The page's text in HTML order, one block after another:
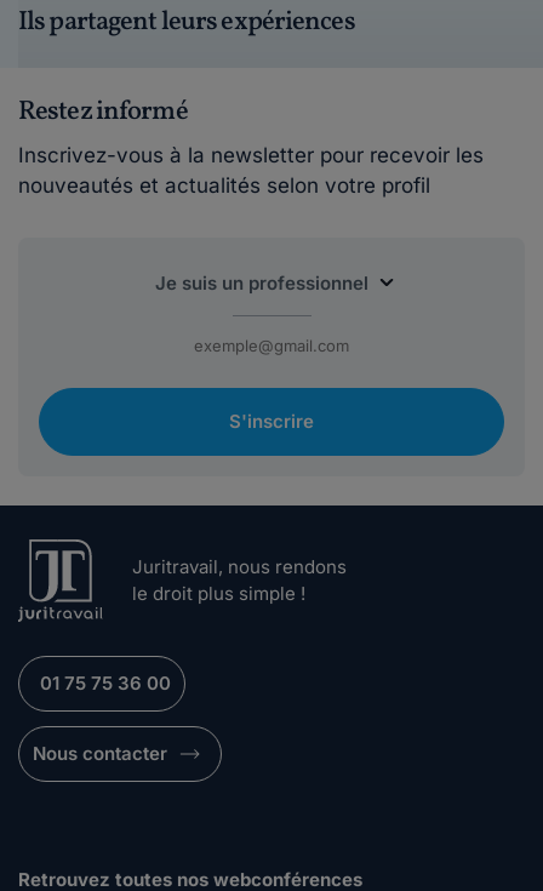
Ils partagent leurs expériences
Restez informé
Inscrivez-vous à la newsletter pour recevoir les
nouveautés et actualités selon votre profil
S'inscrire
Juritravail, nous rendons
le droit plus simple !
01 75 75 36 00
Nous contacter
Retrouvez toutes nos webconférences